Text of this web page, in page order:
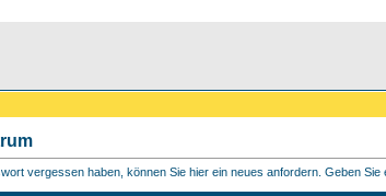
vergessen haben, können Sie hier ein neues anfordern. Geben